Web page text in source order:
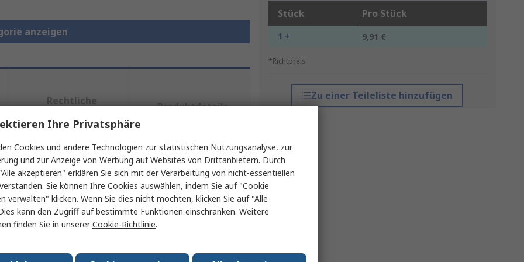
anzeigen
Stück Pro Stück
1 + 9,91 €
*Richtpreis
Zu einer Teileliste hinzufügen
Rechtliche
Produktdetails
oder mehrere Eigenschaften auswählen.
Wert
MikroElektronika
Ihre Privatsphäre
Cookies und andere Technologien zur statistischen Nutzungsanalyse, zur
und zur Anzeige von Werbung auf Websites von Drittanbietern. Durch
akzeptieren" erklären Sie sich mit der Verarbeitung von nicht-essentiellen
Sie können Ihre Cookies auswählen, indem Sie auf "Cookie
verwalten" klicken. Wenn Sie dies nicht möchten, klicken Sie auf "Alle
kann den Zugriff auf bestimmte Funktionen einschränken. Weitere
finden Sie in unsererCookie-Richtlinie.